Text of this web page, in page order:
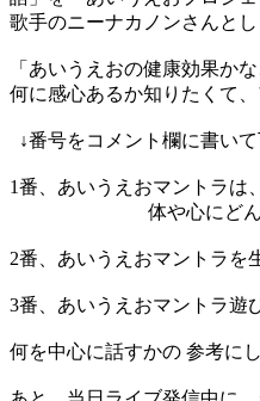
歌手のニーナカノンさんとし
「あいうえおの健康効果か
何に感心あるか知りたくて
↓番号をコメント欄に書いて
1番、あいうえおマントラは
体や心にどんな影
2番、あいうえおマントラを
3番、あいうえおマントラ遊
何を中心に話すかの 参考に